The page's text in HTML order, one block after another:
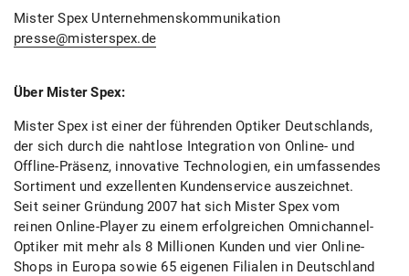
Mister Spex Unternehmenskommunikation
presse@misterspex.de
Über Mister Spex:
Mister Spex ist einer der führenden Optiker Deutschlands,
der sich durch die nahtlose Integration von Online- und
Offline-Präsenz, innovative Technologien, ein umfassendes
Sortiment und exzellenten Kundenservice auszeichnet.
Seit seiner Gründung 2007 hat sich Mister Spex vom
reinen Online-Player zu einem erfolgreichen Omnichannel-
Optiker mit mehr als 8 Millionen Kunden und vier Online-
Shops in Europa sowie 65 eigenen Filialen in Deutschland